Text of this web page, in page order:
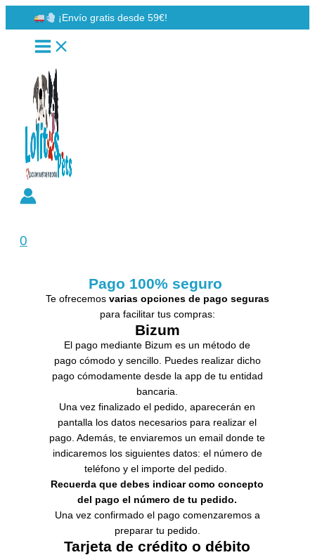
al
contenido
¡Envío gratis desde 59€!
0
Pago 100% seguro
Te ofrecemos varias opciones de pago seguras
para facilitar tus compras:
Bizum
El pago mediante Bizum es un método de
pago cómodo y sencillo. Puedes realizar dicho
pago cómodamente desde la app de tu entidad
bancaria.
Una vez finalizado el pedido, aparecerán en
pantalla los datos necesarios para realizar el
pago. Además, te enviaremos un email donde te
indicaremos los siguientes datos: el número de
teléfono y el importe del pedido.
Recuerda que debes indicar como concepto
del pago el número de tu pedido.
Una vez confirmado el pago comenzaremos a
preparar tu pedido.
Tarjeta de crédito o débito